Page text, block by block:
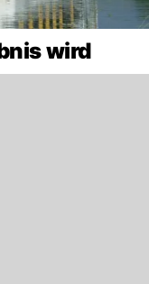
wird